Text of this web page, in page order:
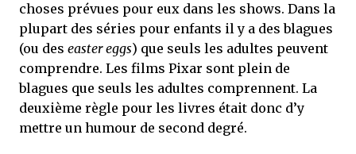
choses prévues pour eux dans les shows. Dans la
plupart des séries pour enfants il y a des blagues
(ou des easter eggs) que seuls les adultes peuvent
comprendre. Les films Pixar sont plein de
blagues que seuls les adultes comprennent. La
deuxième règle pour les livres était donc d’y
mettre un humour de second degré.